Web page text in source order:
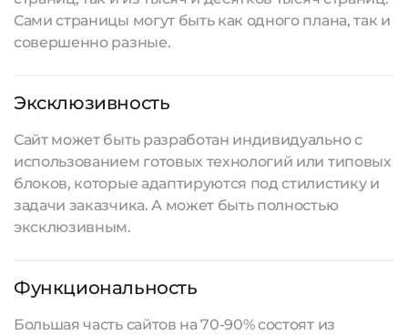
Сами страницы могут быть как одного плана, так и
совершенно разные.
Эксклюзивность
Сайт может быть разработан индивидуально с
использованием готовых технологий или типовых
блоков, которые адаптируются под стилистику и
задачи заказчика. А может быть полностью
эксклюзивным.
Функциональность
Большая часть сайтов на 70-90% состоят из